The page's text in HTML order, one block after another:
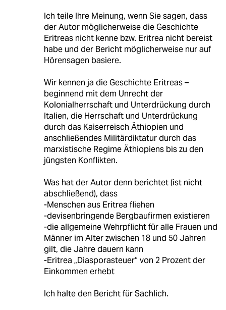
Ich teile Ihre Meinung, wenn Sie sagen, dass
der Autor möglicherweise die Geschichte
Eritreas nicht kenne bzw. Eritrea nicht bereist
habe und der Bericht möglicherweise nur auf
Hörensagen basiere.
Wir kennen ja die Geschichte Eritreas –
beginnend mit dem Unrecht der
Kolonialherrschaft und Unterdrückung durch
Italien, die Herrschaft und Unterdrückung
durch das Kaiserreisch Äthiopien und
anschließendes Militärdiktatur durch das
marxistische Regime Äthiopiens bis zu den
jüngsten Konflikten.
Was hat der Autor denn berichtet (ist nicht
abschließend), dass
-Menschen aus Eritrea fliehen
-devisenbringende Bergbaufirmen existieren
-die allgemeine Wehrpflicht für alle Frauen und
Männer im Alter zwischen 18 und 50 Jahren
gilt, die Jahre dauern kann
-Eritrea „Diasporasteuer“ von 2 Prozent der
Einkommen erhebt
Ich halte den Bericht für Sachlich.